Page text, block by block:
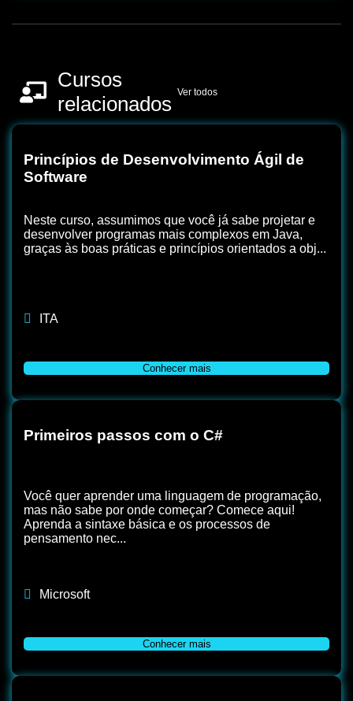
Cursos
relacionados Ver todos
Princípios de Desenvolvimento Ágil de
Software
Neste curso, assumimos que você já sabe projetar e
desenvolver programas mais complexos em Java,
graças às boas práticas e princípios orientados a obj...
ITA
Conhecer mais
Primeiros passos com o C#
Você quer aprender uma linguagem de programação,
mas não sabe por onde começar? Comece aqui!
Aprenda a sintaxe básica e os processos de
pensamento nec...
Microsoft
Conhecer mais